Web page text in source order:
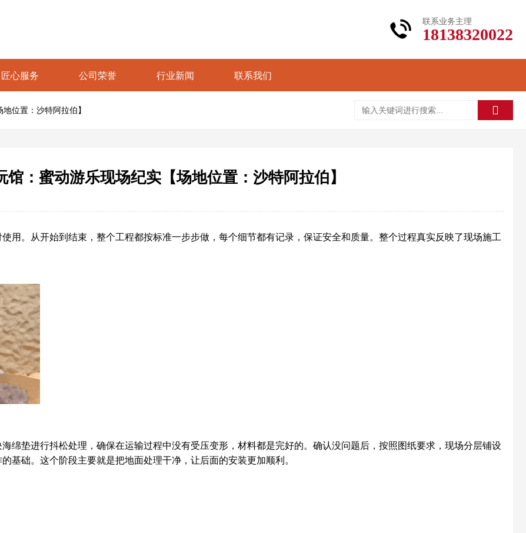
联系业务主理
18138320022
匠心服务 公司荣誉 行业新闻 联系我们
位置：沙特阿拉伯】
馆：蜜动游乐现场纪实【场地位置：沙特阿拉伯】
用。从开始到结束，整个工程都按标准一步步做，每个细节都有记录，保证安全和质量。整个过程真实反映了现场施工
绵垫进行抖松处理，确保在运输过程中没有受压变形，材料都是完好的。确认没问题后，按照图纸要求，现场分层铺设
基础。这个阶段主要就是把地面处理干净，让后面的安装更加顺利。